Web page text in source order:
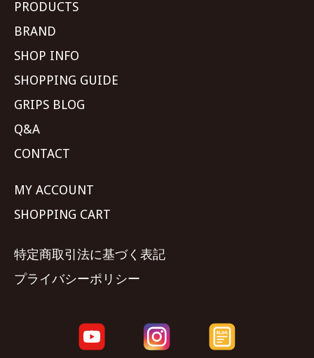
PRODUCTS
BRAND
SHOP INFO
SHOPPING GUIDE
GRIPS BLOG
Q&A
CONTACT
MY ACCOUNT
SHOPPING CART
特定商取引法に基づく表記
プライバシーポリシー